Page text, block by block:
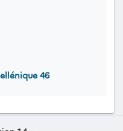
46